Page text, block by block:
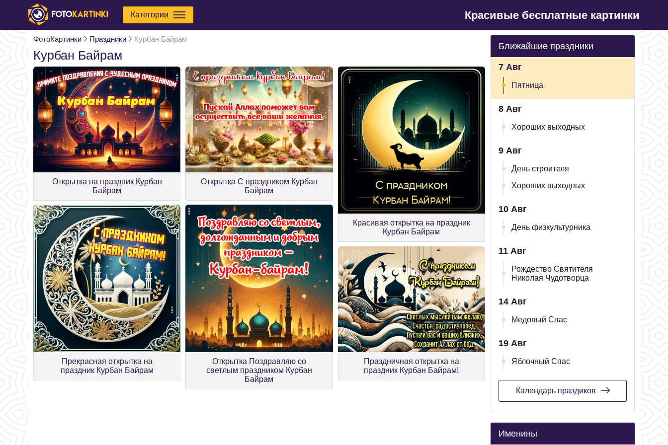
Категории Красивые бесплатные картинки
ФотоКартинки Праздники Курбан Байрам
Курбан Байрам
Открытка на праздник Курбан
Байрам
Открытка С праздником Курбан
Байрам
Красивая открытка на праздник
Курбан Байрам
Прекрасная открытка на
праздник Курбан Байрам
Открытка Поздравляю со
светлым праздником Курбан
Байрам
Праздничная открытка на
праздник Курбан Байрам!
Ближайшие праздники
7 Авг
Пятница
8 Авг
Хороших выходных
9 Авг
День строителя
Хороших выходных
10 Авг
День физкультурника
11 Авг
Рождество Святителя
Николая Чудотворца
14 Авг
Медовый Спас
19 Авг
Яблочный Спас
Календарь праздиков
Именины